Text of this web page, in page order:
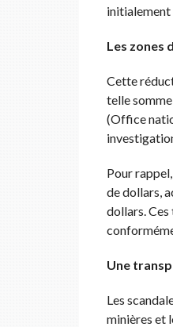
initialement
Les zones
Cette
telle
(Office
Pour
de dollars,
dollars. Ces
Une
Les
minières et